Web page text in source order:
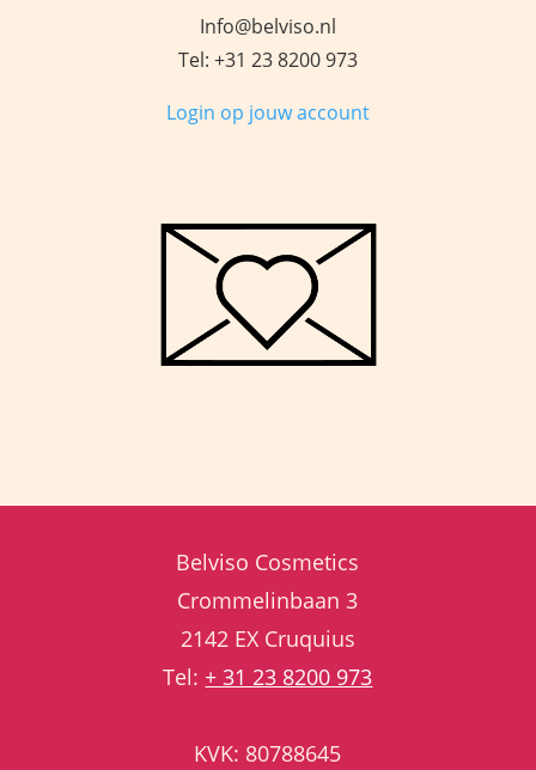
Info@belviso.nl
Tel: +31 23 8200 973
Login op jouw account
Belviso Cosmetics
Crommelinbaan 3
2142 EX Cruquius
Tel: + 31 23 8200 973
KVK: 80788645